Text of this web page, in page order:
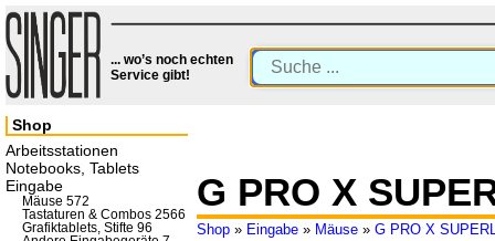
... wo’s noch echten
Service gibt!
G PRO X
Shop » Eingabe » Mäuse » G PRO X
Shop
Arbeitsstationen
Notebooks, Tablets
Eingabe
Mäuse 572
Tastaturen & Combos 2566
Grafiktablets, Stifte 96